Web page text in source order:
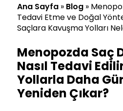
Ana Sayfa » Blog »
Tedavi Etme ve Doğal
Saçlara Kavuşma Yolları
Menopozda Saç
Nasıl Tedavi
Yollarla Daha
Yeniden Çıkar?